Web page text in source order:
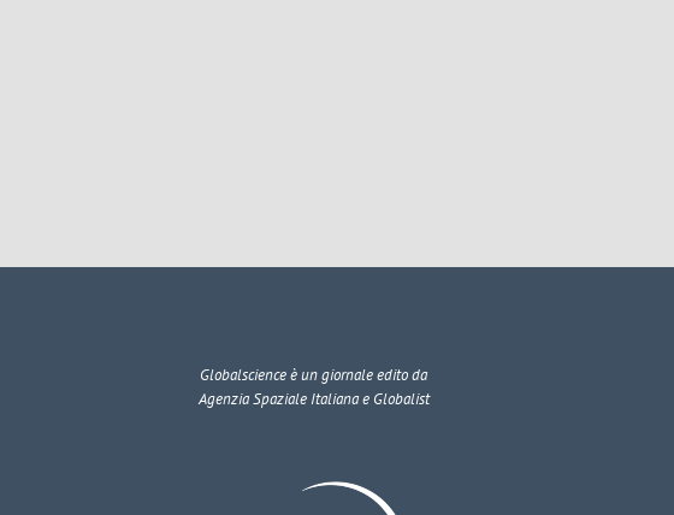
Globalscienceè un giornale edito da
Agenzia Spaziale Italiana e Globalist